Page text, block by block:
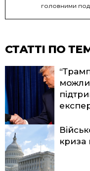
головними
СТАТТІ ПО
криза